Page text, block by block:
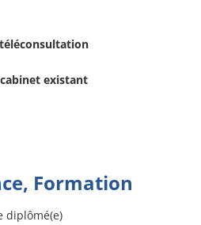
téléconsultation
existant
Formation
diplômé(e)